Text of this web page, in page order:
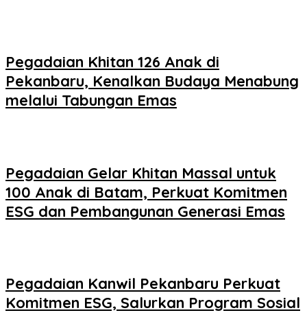
Pegadaian Khitan 126 Anak di
Pekanbaru, Kenalkan Budaya Menabung
melalui Tabungan Emas
Pegadaian Gelar Khitan Massal untuk
100 Anak di Batam, Perkuat Komitmen
ESG dan Pembangunan Generasi Emas
Pegadaian Kanwil Pekanbaru Perkuat
Komitmen ESG, Salurkan Program Sosial